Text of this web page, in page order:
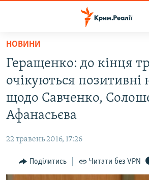
Перейти
основного
матеріалу
Перейти
до
основної
Перейти
пошуку
ВОДА.КРИМ
ВІДЕО ТА ФОТО
ПОЛІТИКА
ПОГЛЯД
ІНТЕРВ'Ю
НОВИНИ
Геращенко: до кінця
очікуються позитивні
щодо Савченко,
Афанасьєва
22 травень 2016, 17:26
Поділитись Читати без VPN